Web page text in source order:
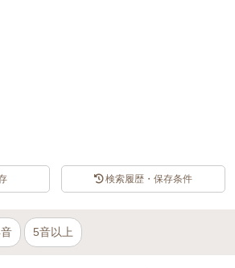
検索履歴・保存条件
5音以上